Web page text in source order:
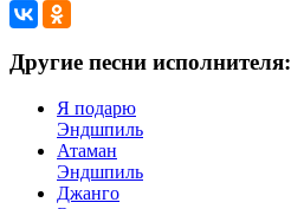
Другие песни исполнителя:
Я подарю
Эндшпиль
Атаман
Эндшпиль
Джанго